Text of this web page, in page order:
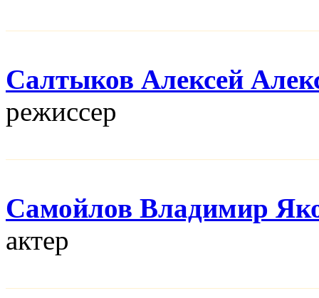
Салтыков Алексей
режисcер
Самойлов Владимир
актер